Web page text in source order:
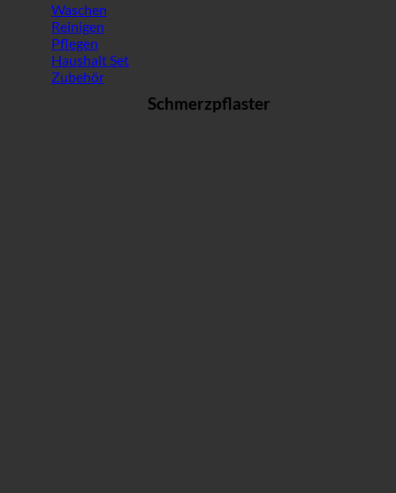
Waschen
Reinigen
Pflegen
Haushalt Set
Zubehör
Schmerzpflaster